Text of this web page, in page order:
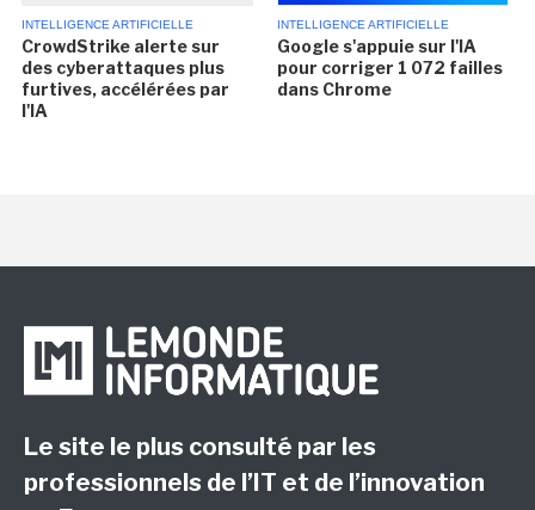
INTELLIGENCE ARTIFICIELLE
CrowdStrike alerte sur
des cyberattaques plus
furtives, accélérées par
l'IA
INTELLIGENCE ARTIFICIELLE
Google s'appuie sur l'IA
pour corriger 1 072 failles
dans Chrome
Le site le plus consulté par les
professionnels de l’IT et de l’innovation